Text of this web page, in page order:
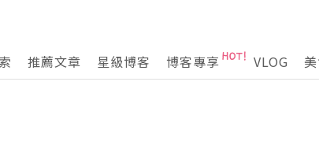
推薦文章 星級博客 博客專享 VLOG